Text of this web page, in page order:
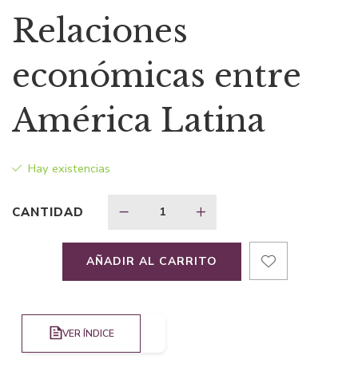
precio
original
era:
$26,75.
precio
es:
$17,39.
Relaciones
económicas entre
América Latina
Hay existencias
CANTIDAD
AÑADIR AL CARRITO
VER ÍNDICE